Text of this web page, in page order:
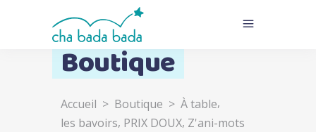
Boutique
Accueil > Boutique > À table,
les bavoirs, PRIX DOUX, Z'ani-mots